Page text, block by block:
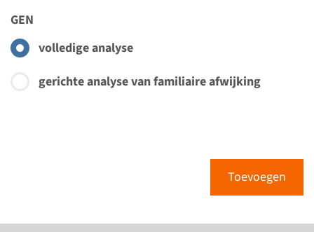
GEN
volledige analyse
gerichte analyse van familiaire afwijking
Toevoegen
NOG - multiple synostose
syndroom
Volledige analyse: 8 weken / Gerichte analyse: 4